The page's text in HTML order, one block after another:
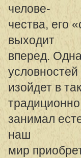
челове-
чества, его
выходит
вперед.
изойдет в
традиционно
занимал
наш
мир